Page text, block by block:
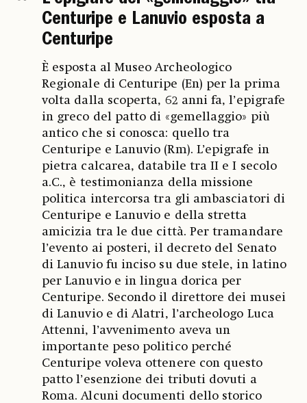
Centuripe e Lanuvio esposta a
Centuripe
È esposta al Museo Archeologico
Regionale di Centuripe (En) per la prima
volta dalla scoperta, 62 anni fa, l’epigrafe
in greco del patto di «gemellaggio» più
antico che si conosca: quello tra
Centuripe e Lanuvio (Rm). L’epigrafe in
pietra calcarea, databile tra II e I secolo
a.C., è testimonianza della missione
politica intercorsa tra gli ambasciatori di
Centuripe e Lanuvio e della stretta
amicizia tra le due città. Per tramandare
l’evento ai posteri, il decreto del Senato
di Lanuvio fu inciso su due stele, in latino
per Lanuvio e in lingua dorica per
Centuripe. Secondo il direttore dei musei
di Lanuvio e di Alatri, l’archeologo Luca
Attenni, l’avvenimento aveva un
importante peso politico perché
Centuripe voleva ottenere con questo
patto l’esenzione dei tributi dovuti a
Roma. Alcuni documenti dello storico